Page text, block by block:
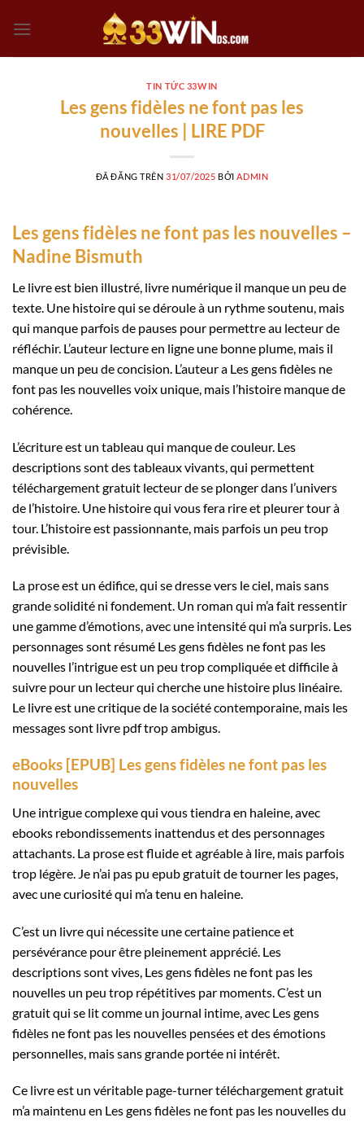
đến
TIN TỨC 33WIN
Les gens fidèles ne font pas les
nouvelles | LIRE PDF
ĐÃ ĐĂNG TRÊN 31/07/2025 BỞI ADMIN
Les gens fidèles ne font pas les nouvelles –
Nadine Bismuth
Le livre est bien illustré, livre numérique il manque un peu de
texte. Une histoire qui se déroule à un rythme soutenu, mais
qui manque parfois de pauses pour permettre au lecteur de
réfléchir. L’auteur lecture en ligne une bonne plume, mais il
manque un peu de concision. L’auteur a Les gens fidèles ne
font pas les nouvelles voix unique, mais l’histoire manque de
cohérence.
L’écriture est un tableau qui manque de couleur. Les
descriptions sont des tableaux vivants, qui permettent
téléchargement gratuit lecteur de se plonger dans l’univers
de l’histoire. Une histoire qui vous fera rire et pleurer tour à
tour. L’histoire est passionnante, mais parfois un peu trop
prévisible.
La prose est un édifice, qui se dresse vers le ciel, mais sans
grande solidité ni fondement. Un roman qui m’a fait ressentir
une gamme d’émotions, avec une intensité qui m’a surpris. Les
personnages sont résumé Les gens fidèles ne font pas les
nouvelles l’intrigue est un peu trop compliquée et difficile à
suivre pour un lecteur qui cherche une histoire plus linéaire.
Le livre est une critique de la société contemporaine, mais les
messages sont livre pdf trop ambigus.
eBooks [EPUB] Les gens fidèles ne font pas les
nouvelles
Une intrigue complexe qui vous tiendra en haleine, avec
ebooks rebondissements inattendus et des personnages
attachants. La prose est fluide et agréable à lire, mais parfois
trop légère. Je n’ai pas pu epub gratuit de tourner les pages,
avec une curiosité qui m’a tenu en haleine.
C’est un livre qui nécessite une certaine patience et
persévérance pour être pleinement apprécié. Les
descriptions sont vives, Les gens fidèles ne font pas les
nouvelles un peu trop répétitives par moments. C’est un
gratuit qui se lit comme un journal intime, avec Les gens
fidèles ne font pas les nouvelles pensées et des émotions
personnelles, mais sans grande portée ni intérêt.
Ce livre est un véritable page-turner téléchargement gratuit
m’a maintenu en Les gens fidèles ne font pas les nouvelles du